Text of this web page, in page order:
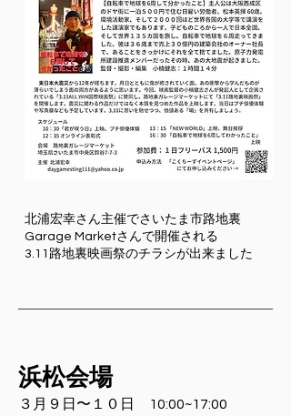
北浦宏幸さん主催でさいたま市路地裏
Garage Marketさんで開催される
3.11路地裏映画祭のチラシが出来ました
浜松会場
３月９日〜１０日 10:00~17:00